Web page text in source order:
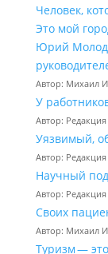
Человек,
Это мой
Юрий
Автор: Михаил
У
Автор: Редакция
Уязвимый,
Автор: Редакция
Научный
Автор: Редакция
Своих
Автор: Михаил
Туризм —